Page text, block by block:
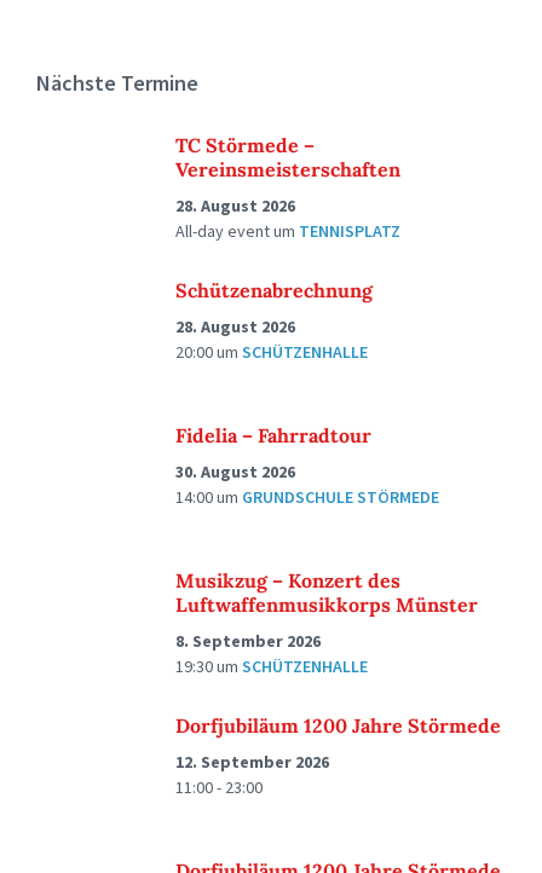
Nächste Termine
TC Störmede –
Vereinsmeisterschaften
28. August 2026
All-day eventum TENNISPLATZ
Schützenabrechnung
28. August 2026
20:00um SCHÜTZENHALLE
Fidelia – Fahrradtour
30. August 2026
14:00um GRUNDSCHULE STÖRMEDE
Musikzug – Konzert des
Luftwaffenmusikkorps Münster
8. September 2026
19:30um SCHÜTZENHALLE
Dorfjubiläum 1200 Jahre Störmede
12. September 2026
11:00 - 23:00